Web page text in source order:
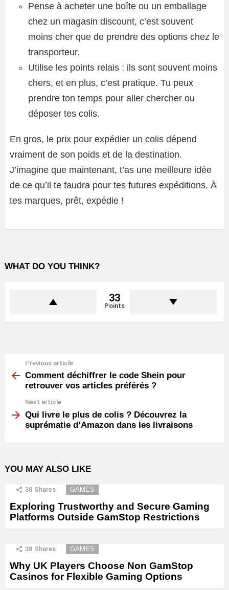
Pense à acheter une boîte ou un emballage
chez un magasin discount, c’est souvent
moins cher que de prendre des options chez le
transporteur.
Utilise les points relais : ils sont souvent moins
chers, et en plus, c’est pratique. Tu peux
prendre ton temps pour aller chercher ou
déposer tes colis.
En gros, le prix pour expédier un colis dépend
vraiment de son poids et de la destination.
J’imagine que maintenant, t’as une meilleure idée
de ce qu’il te faudra pour tes futures expéditions. À
tes marques, prêt, expédie !
WHAT DO YOU THINK?
33
Points
more
Previous article
Comment déchiffrer le code Shein pour
retrouver vos articles préférés ?
Next article
Qui livre le plus de colis ? Découvrez la
suprématie d’Amazon dans les livraisons
YOU MAY ALSO LIKE
38 Shares GAMES
Exploring Trustworthy and Secure Gaming
Platforms Outside GamStop Restrictions
38 Shares GAMES
Why UK Players Choose Non GamStop
Casinos for Flexible Gaming Options